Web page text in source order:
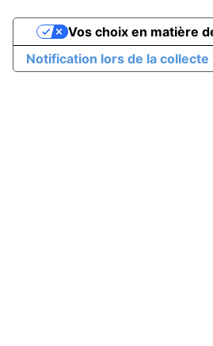
Notification lors de la collecte
Vos choix en matière